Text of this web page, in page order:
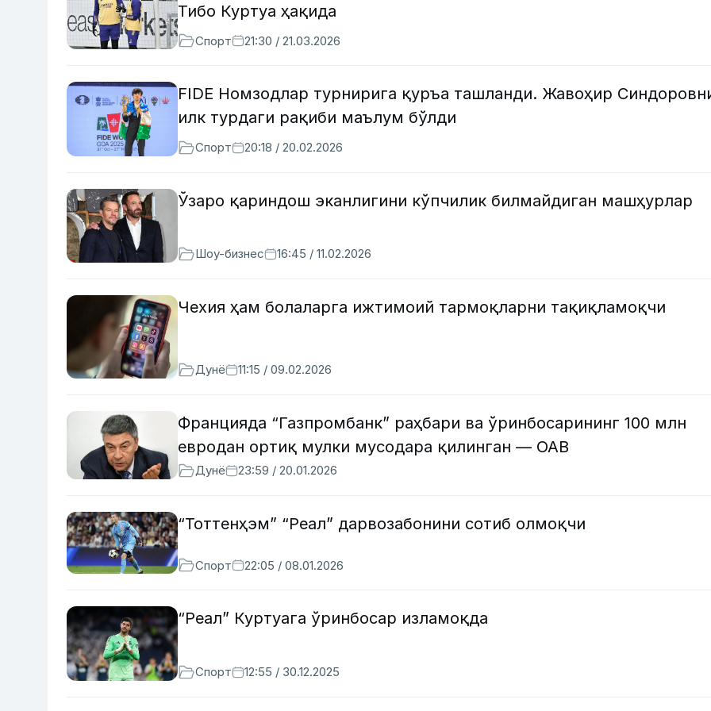
Тибо Куртуа ҳақида
Спорт 21:30 / 21.03.2026
FIDE Номзодлар турнирига қуръа ташланди. Жавоҳир
илк турдаги рақиби маълум бўлди
Спорт 20:18 / 20.02.2026
Ўзаро қариндош эканлигини кўпчилик билмайдиган машҳурлар
Шоу-бизнес 16:45 / 11.02.2026
Чехия ҳам болаларга ижтимоий тармоқларни тақиқламоқчи
Дунё 11:15 / 09.02.2026
Францияда “Газпромбанк” раҳбари ва ўринбосарининг 100 млн
евродан ортиқ мулки мусодара қилинган — ОАВ
Дунё 23:59 / 20.01.2026
“Тоттенҳэм” “Реал” дарвозабонини сотиб олмоқчи
Спорт 22:05 / 08.01.2026
“Реал” Куртуага ўринбосар изламоқда
Спорт 12:55 / 30.12.2025